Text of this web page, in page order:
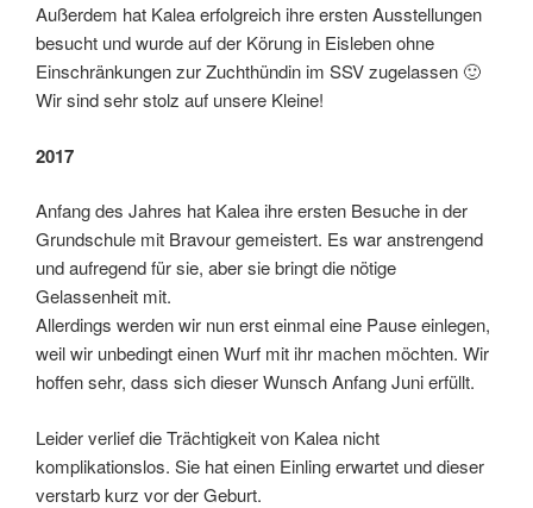
Außerdem hat Kalea erfolgreich ihre ersten Ausstellungen
besucht und wurde auf der Körung in Eisleben ohne
Einschränkungen zur Zuchthündin im SSV zugelassen 🙂
Wir sind sehr stolz auf unsere Kleine!
2017
Anfang des Jahres hat Kalea ihre ersten Besuche in der
Grundschule mit Bravour gemeistert. Es war anstrengend
und aufregend für sie, aber sie bringt die nötige
Gelassenheit mit.
Allerdings werden wir nun erst einmal eine Pause einlegen,
weil wir unbedingt einen Wurf mit ihr machen möchten. Wir
hoffen sehr, dass sich dieser Wunsch Anfang Juni erfüllt.
Leider verlief die Trächtigkeit von Kalea nicht
komplikationslos. Sie hat einen Einling erwartet und dieser
verstarb kurz vor der Geburt.